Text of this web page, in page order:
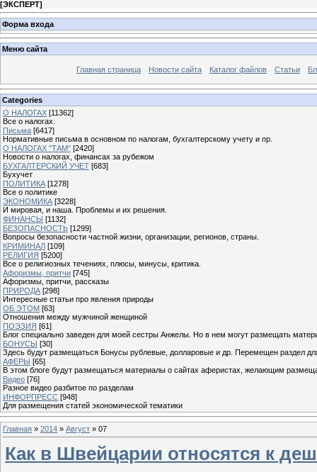
[ЭКСПЕРТ]
Форма входа
Меню сайта
Главная страница Новости сайта Каталог файлов Статьи
Categories
О НАЛОГАХ [11362]
Все о налогах.
Письма [6417]
Нормативные письма в основном по налогам, бухгалтерскому учету и пр.
О НАЛОГАХ "ТАМ" [2420]
Новости о налогах, финансах за рубежом
БУХГАЛТЕРСКИЙ УЧЕТ [683]
Бухучет
ПОЛИТИКА [1278]
Все о политике
ЭКОНОМИКА [3228]
И мировая, и наша. Проблемы и их решения.
ФИНАНСЫ [1132]
БЕЗОПАСНОСТЬ [1299]
Вопросы безопасности частной жизни, организации, регионов, страны.
КРИМИНАЛ [109]
РЕЛИГИЯ [5200]
Все о религиозных течениях, плюсы, минусы, критика.
Афоризмы, притчи [745]
Афоризмы, притчи, рассказы
ПРИРОДА [298]
Интересные статьи про явления природы
ОБ ЭТОМ [63]
Отношения между мужчиной женщиной
ПОЭЗИЯ [61]
Блог специально заведен для моей сестры Анжелы. Но в нем могут размещать
БОНУСЫ [30]
Здесь будут размещаться Бонусы рублевые, долларовые и др. Перемещен раздел
АФЕРЫ [65]
В этом блоге будут размещаться материалы о сайтах аферистах, желающим
Видео [76]
Разное видео разбитое по разделам
ИНФОРПРЕСС [948]
Для размещения статей экономической тематики
Главная » 2014 » Август » 07
Как в Швейцарии относятся к